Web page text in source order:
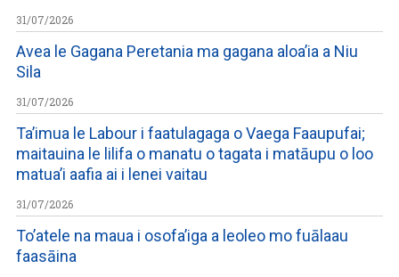
31/07/2026
Avea le Gagana Peretania ma gagana aloa’ia a Niu
Sila
31/07/2026
Ta’imua le Labour i faatulagaga o Vaega Faaupufai;
maitauina le lilifa o manatu o tagata i matāupu o loo
matua’i aafia ai i lenei vaitau
31/07/2026
To’atele na maua i osofa’iga a leoleo mo fuālaau
faasāina